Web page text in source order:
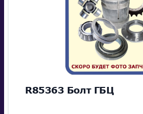
R85363 Болт ГБЦ